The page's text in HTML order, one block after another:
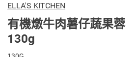
ELLA'S KITCHEN
有機燉牛肉薯仔蔬果蓉
130g